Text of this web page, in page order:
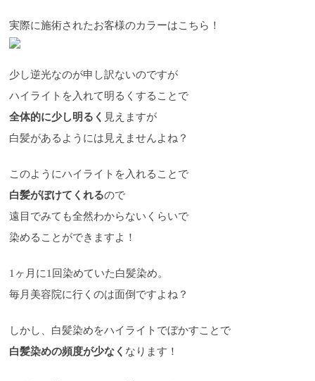
実際に施術されたお客様のカラーはこちら！
少し逆光なのが申し訳ないのですが
ハイライトを入れて明るくすることで
全体的に少し明るく 見えますが
白髪があるようには見えませんよね？
このようにハイライトを入れることで
白髪がぼけてくれるので
遠目でみても全然わからないくらいで
染めることができますよ！
1ヶ月に1回染めていた白髪染め。
毎月美容院に行くのは面倒ですよね？
しかし、白髪染めをハイライトでぼかすことで
白髪染めの頻度が少なく なります！